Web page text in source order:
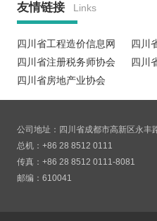
友情链接 Links
四川省工程造价信息网
四川
四川省注册税务师协会
四川
四川省房地产业协会
公司地址：四川省成都市高新区永丰
总机：+86 28 8512 0111
传真：+86 28 8512 0111-8081
邮编：610041